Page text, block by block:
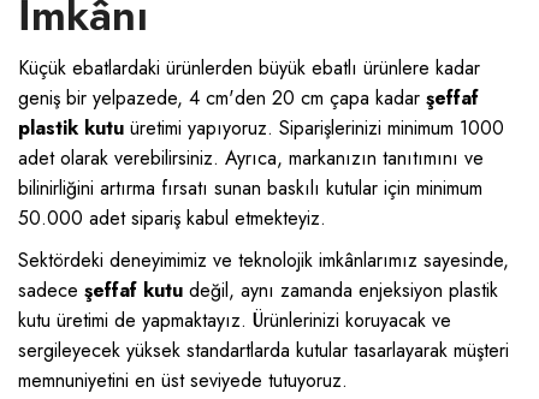
İmkânı
Küçük ebatlardaki ürünlerden büyük ebatlı ürünlere kadar
geniş bir yelpazede, 4 cm'den 20 cm çapa kadar şeffaf
plastik kutu üretimi yapıyoruz. Siparişlerinizi minimum 1000
adet olarak verebilirsiniz. Ayrıca, markanızın tanıtımını ve
bilinirliğini artırma fırsatı sunan baskılı kutular için minimum
50.000 adet sipariş kabul etmekteyiz.
Sektördeki deneyimimiz ve teknolojik imkânlarımız sayesinde,
sadece şeffaf kutu değil, aynı zamanda enjeksiyon plastik
kutu üretimi de yapmaktayız. Ürünlerinizi koruyacak ve
sergileyecek yüksek standartlarda kutular tasarlayarak müşteri
memnuniyetini en üst seviyede tutuyoruz.